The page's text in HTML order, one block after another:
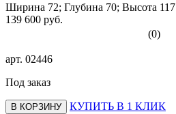
Ширина 72; Глубина 70; Высота 117
139 600 руб.
(0)
арт. 02446
Под заказ
В КОРЗИНУ
КУПИТЬ В 1 КЛИК